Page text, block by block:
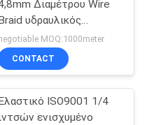
Διαμέτρου Wire
υδραυλικός
MOQ:1000meter
CONTACT
Ελαστικό ISO9001 1/4
ενισχυμένο